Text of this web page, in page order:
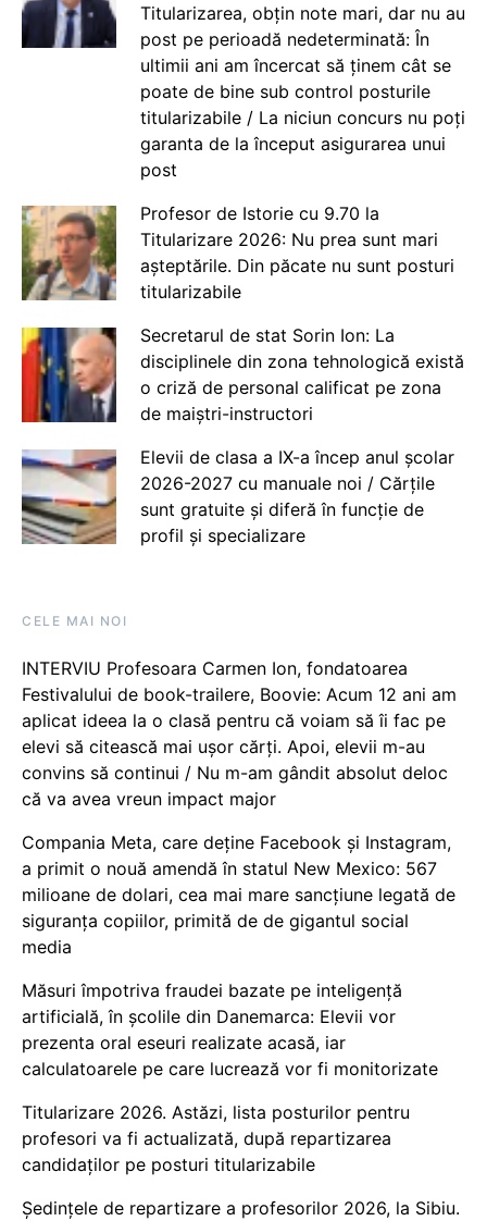
Titularizarea, obțin note mari, dar nu au
post pe perioadă nedeterminată: În
ultimii ani am încercat să ținem cât se
poate de bine sub control posturile
titularizabile / La niciun concurs nu poți
garanta de la început asigurarea unui
post
Profesor de Istorie cu 9.70 la
Titularizare 2026: Nu prea sunt mari
așteptările. Din păcate nu sunt posturi
titularizabile
Secretarul de stat Sorin Ion: La
disciplinele din zona tehnologică există
o criză de personal calificat pe zona
de maiștri-instructori
Elevii de clasa a IX-a încep anul școlar
2026-2027 cu manuale noi / Cărțile
sunt gratuite și diferă în funcție de
profil și specializare
CELE MAI NOI
INTERVIU Profesoara Carmen Ion, fondatoarea
Festivalului de book-trailere, Boovie: Acum 12 ani am
aplicat ideea la o clasă pentru că voiam să îi fac pe
elevi să citească mai ușor cărți. Apoi, elevii m-au
convins să continui / Nu m-am gândit absolut deloc
că va avea vreun impact major
Compania Meta, care deține Facebook și Instagram,
a primit o nouă amendă în statul New Mexico: 567
milioane de dolari, cea mai mare sancțiune legată de
siguranța copiilor, primită de de gigantul social
media
Măsuri împotriva fraudei bazate pe inteligență
artificială, în școlile din Danemarca: Elevii vor
prezenta oral eseuri realizate acasă, iar
calculatoarele pe care lucrează vor fi monitorizate
Titularizare 2026. Astăzi, lista posturilor pentru
profesori va fi actualizată, după repartizarea
candidaților pe posturi titularizabile
Ședințele de repartizare a profesorilor 2026, la Sibiu.